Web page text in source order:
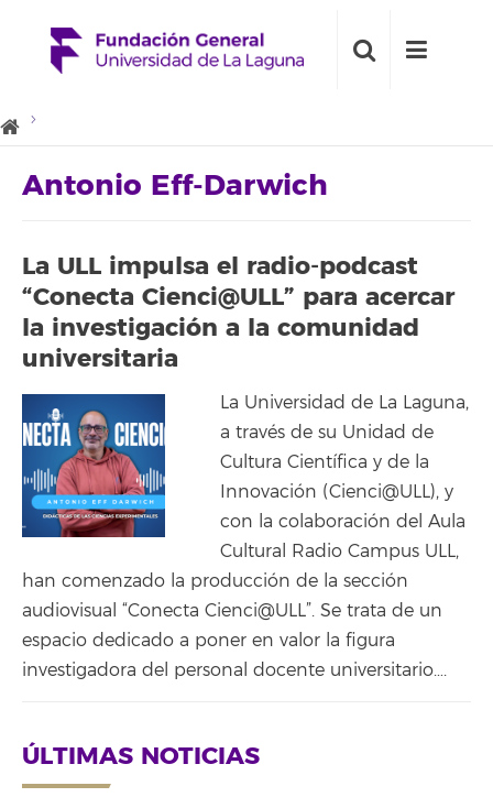
Antonio Eff-Darwich
La ULL impulsa el radio-podcast
“Conecta Cienci@ULL” para acercar
la investigación a la comunidad
universitaria
La Universidad de La Laguna,
a través de su Unidad de
Cultura Científica y de la
Innovación (Cienci@ULL), y
con la colaboración del Aula
Cultural Radio Campus ULL,
han comenzado la producción de la sección
audiovisual “Conecta Cienci@ULL”. Se trata de un
espacio dedicado a poner en valor la figura
investigadora del personal docente universitario….
ÚLTIMAS NOTICIAS